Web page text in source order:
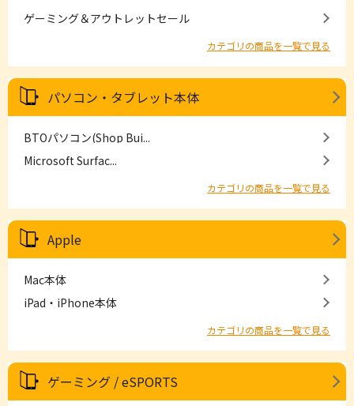
ゲーミング＆アウトレットセール
カテゴリの商品を一覧で見る
パソコン・タブレット本体
BTOパソコン(Shop Bui...
Microsoft Surfac...
カテゴリの商品を一覧で見る
Apple
Mac本体
iPad・iPhone本体
カテゴリの商品を一覧で見る
ゲーミング / eSPORTS